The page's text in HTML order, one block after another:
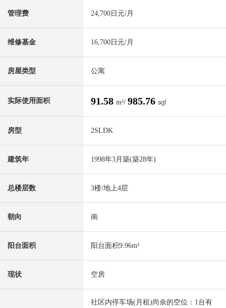
管理费 24,700日元/月
维修基金 16,700日元/月
房屋类型 公寓
实际使用面积 91.58 m²/ 985.76 sqf
房型 2SLDK
建筑年 1998年3月築(築28年)
总楼层数 3楼/地上4层
朝向 南
阳台面积 阳台面积9.96m²
现状 空房
社区内停车场(月租)尚余的空位：1台有